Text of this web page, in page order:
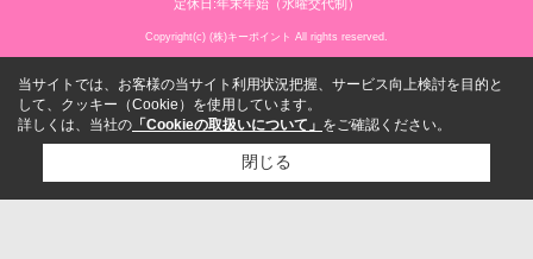
定休日:年末年始（水曜交代制）
Copyright(c) (株)キーポイント All rights reserved.
当サイトでは、お客様の当サイト利用状況把握、サービス向上検討を目的と
して、クッキー（Cookie）を使用しています。
詳しくは、当社の 「Cookieの取扱いについて」 をご確認ください。
閉じる